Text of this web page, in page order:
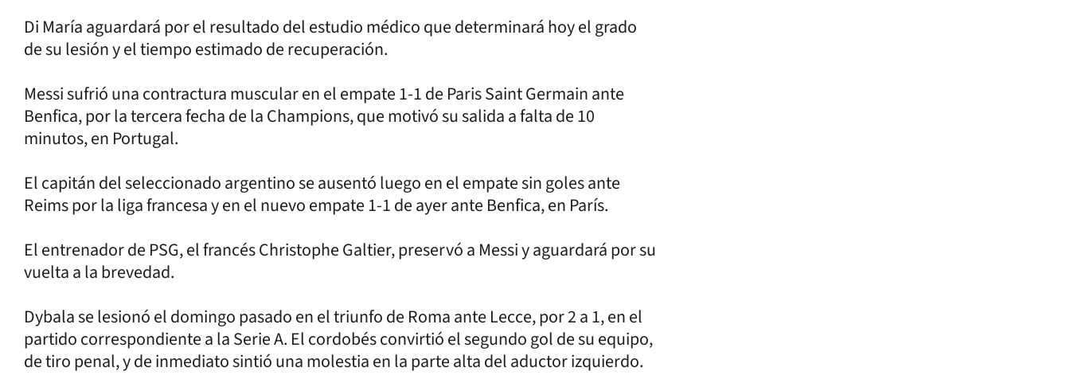
Di María aguardará por el resultado del estudio médico que determinará hoy el grado
de su lesión y el tiempo estimado de recuperación.
Messi sufrió una contractura muscular en el empate 1-1 de Paris Saint Germain ante
Benfica, por la tercera fecha de la Champions, que motivó su salida a falta de 10
minutos, en Portugal.
El capitán del seleccionado argentino se ausentó luego en el empate sin goles ante
Reims por la liga francesa y en el nuevo empate 1-1 de ayer ante Benfica, en París.
El entrenador de PSG, el francés Christophe Galtier, preservó a Messi y aguardará por su
vuelta a la brevedad.
Dybala se lesionó el domingo pasado en el triunfo de Roma ante Lecce, por 2 a 1, en el
partido correspondiente a la Serie A. El cordobés convirtió el segundo gol de su equipo,
de tiro penal, y de inmediato sintió una molestia en la parte alta del aductor izquierdo.